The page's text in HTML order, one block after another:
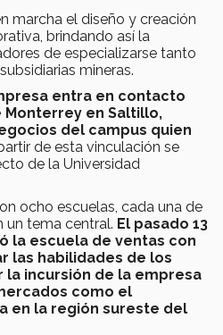
marcha el diseño y creación
brindando así la
de especializarse tanto
mineras.
entra en contacto
en Saltillo,
del campus quien
de esta vinculación se
de la Universidad
ocho escuelas, cada una de
un tema central. El pasado 13
la escuela de ventas con
las habilidades de los
incursión de la empresa
como el
en la región sureste del